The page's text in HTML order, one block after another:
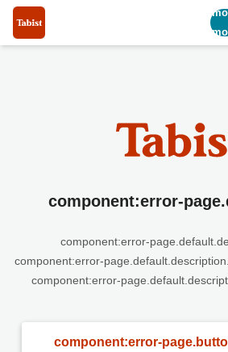
component:error-
component:error-
component:error-
component:error-
component:error-